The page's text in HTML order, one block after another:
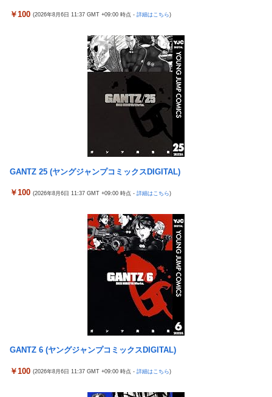
【日向坂46】 かほりん、ありのままの姿・・・【藤嶌果歩1st写
【パ順位】鷹========猫-公=====檻-/==鴎=========鷲
【悲報】みのもんたさん、代表作が「クイズミリオネア」しかな
【幽霊否定派、完全論破】幽霊がいないなら午前2時に一人で墓
石を木刀で叩き割れるよな？ｗｗｗｗｗ
神谷玲子の新台は神ぱち!? #75【「e七つの大罪3」1回転で大当
たり＝速さが段違い！渾身のRUSHに神谷が挑む！！】
【実戦報告】Lストリートファイター6の評判まとめ！ヤレる感が
4号機ジジイ「どんなノーマルタイプでも下皿はガッチガチがデ
フォ」←マジで無駄な事やってるよな
【画像】田中みな実さん、妊娠中とは思えないヒール姿で登場し
ワイ手取り15万正社員→副業でウーバーやってるんやが金がない
株式投資、若年男性の自信喪失の原因に-6割超が「人生の敗者」
韓国警察、大韓サッカー協会を家宅捜索 代表監督選考巡り
パヨク「アジア人民、中国人民と連帯して戦おー！悪政高市を打
いそう…会社滅茶苦茶やろなぁ」
【悲報】茂木敏充外相、『大炎上』してしまう！！！！！！！
フォ」←マジで無駄な事やってるよな
演出に一喜一憂してる方が脳死なんよ」
【バンダイ】「食玩」「プライズ」「ガシャポン」2026年8月発
売商品【発売スケジュール】
【悲報】AV女優さん、キモオタチー牛弱男どもの「おはよう」に
【〈物語〉シリーズ】セガ「忍野忍」「斧乃木余接」プライズフ
三菱自動車、「パジェロ」の中型版・小型版も発売へ
【衝撃】 中国製ルーター20機種にバックドア発見！ ネットに繋
ぐだけで35秒ごとに中国のサーバーと通信
【有能】政府「トラックはサービスエリア利用有料化すればサボ
らず走るし流問題解決じゃね？」
母と一緒の時に、明らかに足に障害がある方が歩いていた。母
「なんであんな歩き方なの？ふざけてるの？」
伊勢鈴蘭さん、コカ・コーラ愛を全力アピール！
今季もタイトル獲得を目指すFC町田ゼルビア黒田剛監督が抱負を
富士登山ツアー中に64歳男性死亡 8合目付近で意識失う
細井くんの彼女、寝取らせOKだってよ3
￥100 (2026年8月6日 11:37 GMT +09:00 時点 - 詳細はこちら)
GANTZ 25 (ヤングジャンプコミックスDIGITAL)
￥100 (2026年8月6日 11:37 GMT +09:00 時点 - 詳細はこちら)
GANTZ 6 (ヤングジャンプコミックスDIGITAL)
￥100 (2026年8月6日 11:37 GMT +09:00 時点 - 詳細はこちら)